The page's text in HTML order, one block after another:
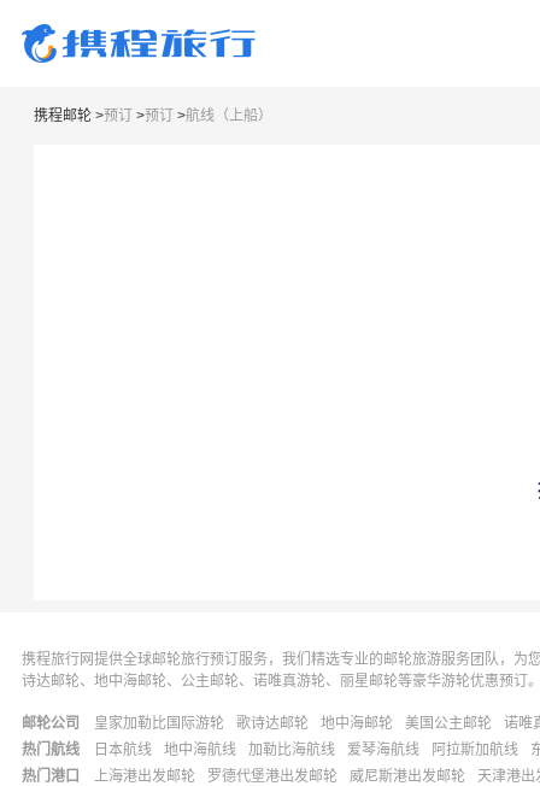
携程邮轮 >预订 >预订 >航线（上船）
携程旅行网提供全球邮轮旅行预订服务，我们精选专业的邮轮旅游服务团队，
诗达邮轮、地中海邮轮、公主邮轮、诺唯真游轮、丽星邮轮等豪华游轮优惠预订
邮轮公司 皇家加勒比国际游轮 歌诗达邮轮 地中海邮轮 美国公主邮轮
诺唯
热门航线
日本航线 地中海航线 加勒比海航线 爱琴海航线 阿拉斯加航线
热门港口
上海港出发邮轮 罗德代堡港出发邮轮 威尼斯港出发邮轮
天津港出